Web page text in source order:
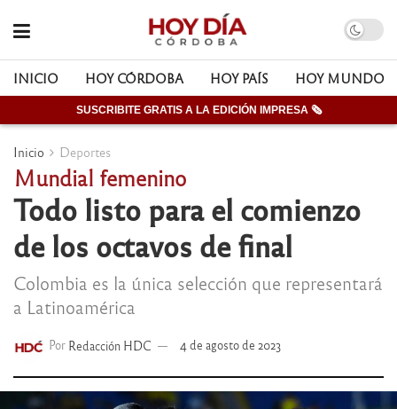
INICIO HOY CÓRDOBA HOY PAÍS HOY MUNDO
SUSCRIBITE GRATIS A LA EDICIÓN IMPRESA 🗞
Inicio Deportes
Mundial femenino
Todo listo para el comienzo
de los octavos de final
Colombia es la única selección que representará
a Latinoamérica
Por Redacción HDC 4 de agosto de 2023